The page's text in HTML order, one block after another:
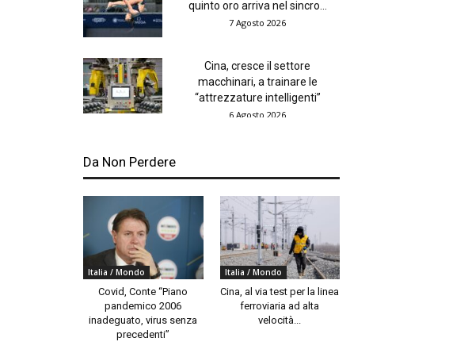
quinto oro arriva nel sincro...
7 Agosto 2026
Cina, cresce il settore
macchinari, a trainare le
“attrezzature intelligenti”
6 Agosto 2026
Da Non Perdere
Italia / Mondo
Covid, Conte “Piano
pandemico 2006
inadeguato, virus senza
precedenti”
Italia / Mondo
Cina, al via test per la linea
ferroviaria ad alta
velocità...